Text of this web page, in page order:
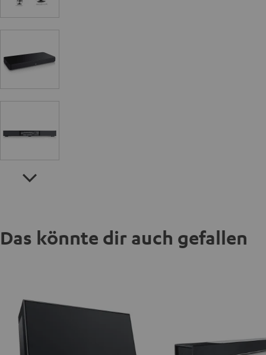
Das könnte dir auch gefallen